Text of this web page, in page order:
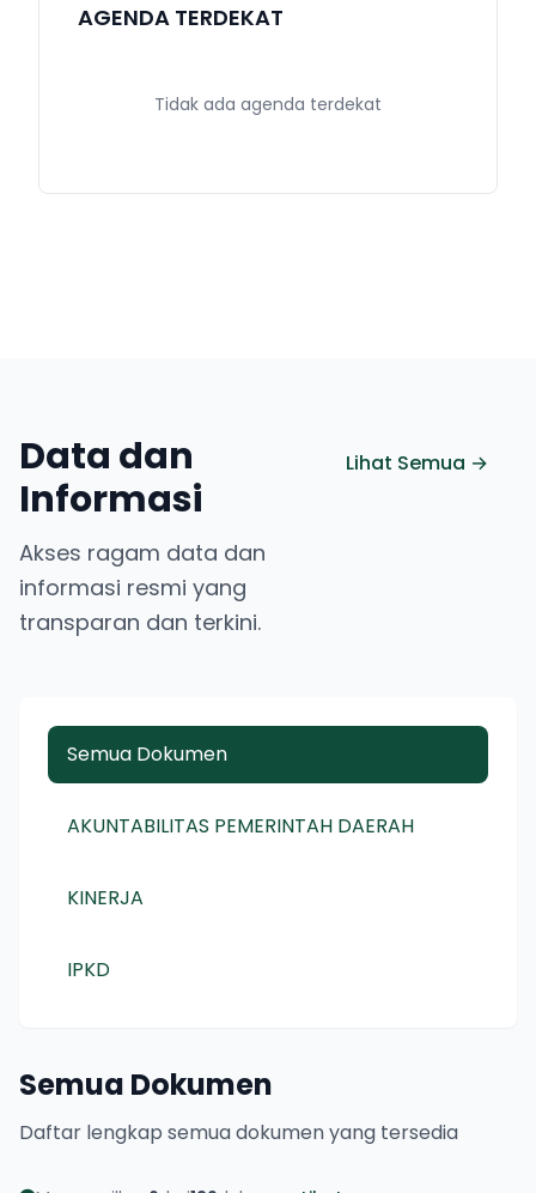
AGENDA TERDEKAT
Tidak ada agenda terdekat
Data dan
Informasi
Akses ragam data dan
informasi resmi yang
transparan dan terkini.
Lihat Semua →
Semua Dokumen
AKUNTABILITAS PEMERINTAH DAERAH
KINERJA
IPKD
Semua Dokumen
Daftar lengkap semua dokumen yang tersedia